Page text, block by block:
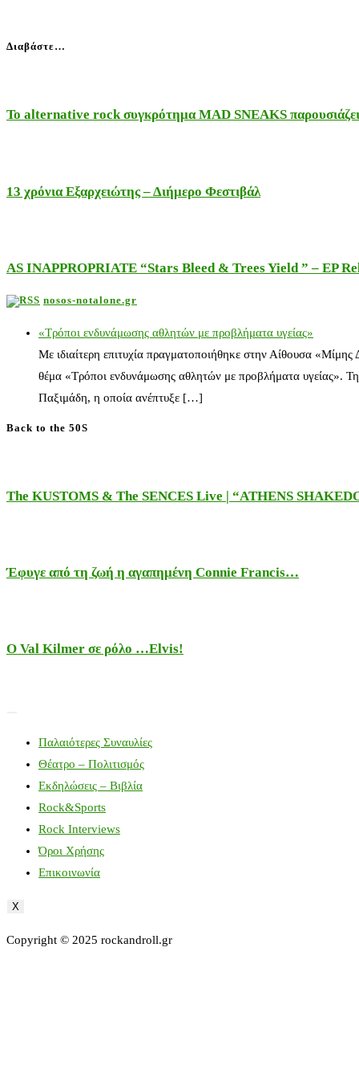
Διαβάστε…
Το alternative rock συγκρότημα MAD SNEAKS
13 χρόνια Εξαρχειώτης – Διήμερο Φεστιβάλ
AS INAPPROPRIATE “Stars Bleed & Trees Yield ” – EP
nosos-notalone.gr
«Τρόποι ενδυνάμωσης αθλητών με προβλήματα υγείας»
Με ιδιαίτερη επιτυχία πραγματοποιήθηκε στην Αίθουσα
θέμα «Τρόποι ενδυνάμωσης αθλητών με προβλήματα υγείας».
Παξιμάδη, η οποία ανέπτυξε […]
Back to the 50S
The KUSTOMS & The SENCES Live | “ATHENS
Έφυγε από τη ζωή η αγαπημένη Connie Francis…
Ο Val Kilmer σε ρόλο …Elvis!
Παλαιότερες Συναυλίες
Θέατρο – Πολιτισμός
Εκδηλώσεις – Βιβλία
Rock&Sports
Rock Interviews
Όροι Χρήσης
Επικοινωνία
X
Copyright © 2025 rockandroll.gr